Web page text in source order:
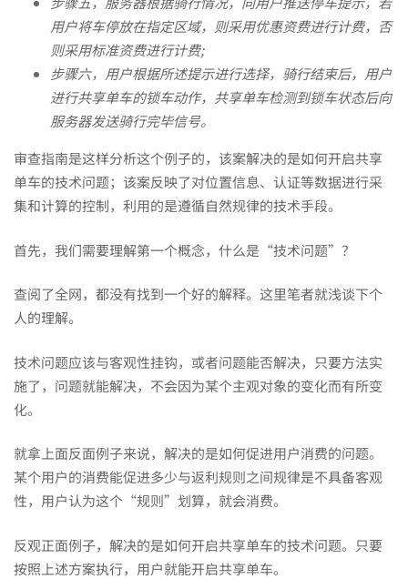
用户将车停放在指定区域，则采用优惠资费进行计费，否
则采用标准资费进行计费;
步骤六，用户根据所述提示进行选择，骑行结束后，用户
进行共享单车的锁车动作，共享单车检测到锁车状态后向
服务器发送骑行完毕信号。
审查指南是这样分析这个例子的，该案解决的是如何开启共享
单车的技术问题；该案反映了对位置信息、认证等数据进行采
集和计算的控制，利用的是遵循自然规律的技术手段。
首先，我们需要理解第一个概念，什么是“技术问题”？
查阅了全网，都没有找到一个好的解释。这里笔者就浅谈下个
人的理解。
技术问题应该与客观性挂钩，或者问题能否解决，只要方法实
施了，问题就能解决，不会因为某个主观对象的变化而有所变
化。
就拿上面反面例子来说，解决的是如何促进用户消费的问题。
某个用户的消费能促进多少与返利规则之间规律是不具备客观
性，用户认为这个“规则”划算，就会消费。
反观正面例子，解决的是如何开启共享单车的技术问题。只要
按照上述方案执行，用户就能开启共享单车。